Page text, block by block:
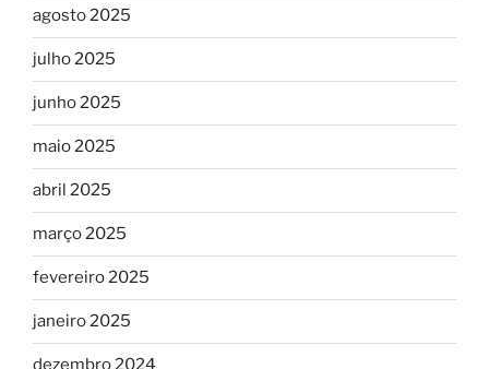
agosto 2025
julho 2025
junho 2025
maio 2025
abril 2025
março 2025
fevereiro 2025
janeiro 2025
dezembro 2024